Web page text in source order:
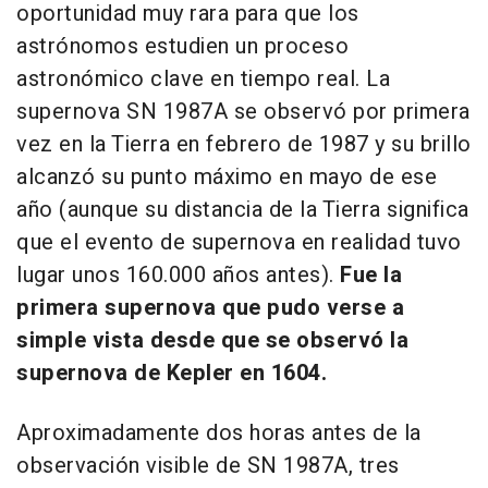
oportunidad muy rara para que los
astrónomos estudien un proceso
astronómico clave en tiempo real. La
supernova SN 1987A se observó por primera
vez en la Tierra en febrero de 1987 y su brillo
alcanzó su punto máximo en mayo de ese
año (aunque su distancia de la Tierra significa
que el evento de supernova en realidad tuvo
lugar unos 160.000 años antes). Fue la
primera supernova que pudo verse a
simple vista desde que se observó la
supernova de Kepler en 1604.
Aproximadamente dos horas antes de la
observación visible de SN 1987A, tres